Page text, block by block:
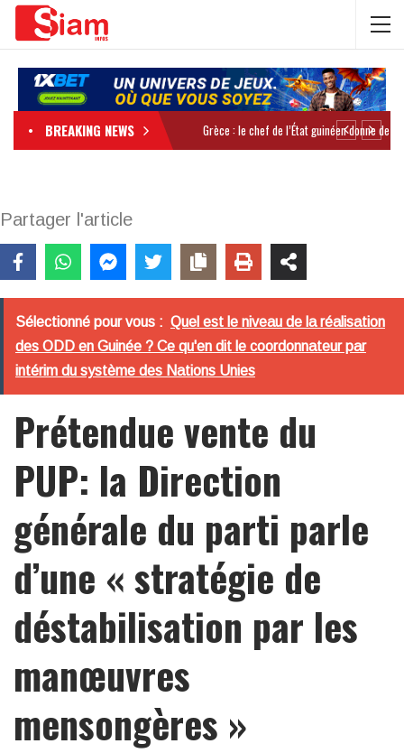
BREAKING NEWS
Partager l'article
Sélectionné pour vous : Quel est le niveau de la réalisation
des ODD en Guinée ? Ce qu'en dit le coordonnateur par
intérim du système des Nations Unies
Prétendue vente du
PUP: la Direction
générale du parti parle
d’une « stratégie de
déstabilisation par les
manœuvres
mensongères »